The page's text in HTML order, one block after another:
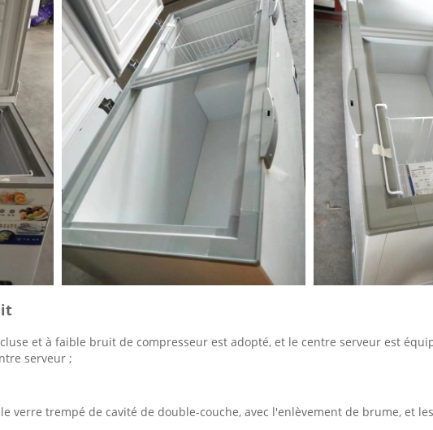
et à faible bruit de compresseur est adopté, et le centre serveur est
serveur ;
verre trempé de cavité de double-couche, avec l'enlèvement de brume, et